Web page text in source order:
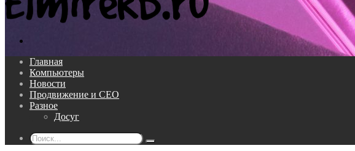
Главная
Компьютеры
Новости
Продвижение и СЕО
Разное
Досуг
Поиск...